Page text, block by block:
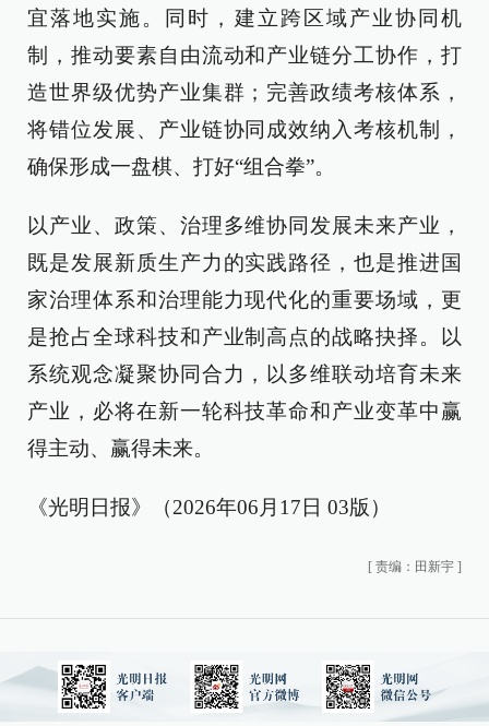
宜落地实施。同时，建立跨区域产业协同机
制，推动要素自由流动和产业链分工协作，打
造世界级优势产业集群；完善政绩考核体系，
将错位发展、产业链协同成效纳入考核机制，
确保形成一盘棋、打好“组合拳”。
以产业、政策、治理多维协同发展未来产业，
既是发展新质生产力的实践路径，也是推进国
家治理体系和治理能力现代化的重要场域，更
是抢占全球科技和产业制高点的战略抉择。以
系统观念凝聚协同合力，以多维联动培育未来
产业，必将在新一轮科技革命和产业变革中赢
得主动、赢得未来。
《光明日报》（2026年06月17日 03版）
[ 责编：田新宇 ]